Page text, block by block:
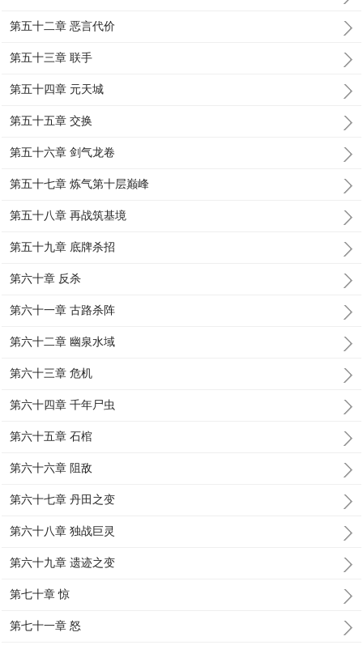
第五十二章 恶言代价
第五十三章 联手
第五十四章 元天城
第五十五章 交换
第五十六章 剑气龙卷
第五十七章 炼气第十层巅峰
第五十八章 再战筑基境
第五十九章 底牌杀招
第六十章 反杀
第六十一章 古路杀阵
第六十二章 幽泉水域
第六十三章 危机
第六十四章 千年尸虫
第六十五章 石棺
第六十六章 阻敌
第六十七章 丹田之变
第六十八章 独战巨灵
第六十九章 遗迹之变
第七十章 惊
第七十一章 怒